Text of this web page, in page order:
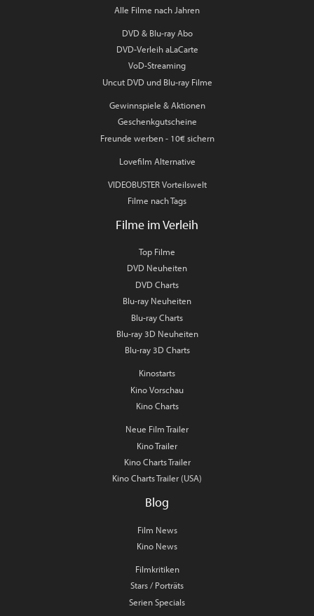
Alle Filme nach Jahren
DVD & Blu-ray Abo
DVD-Verleih aLaCarte
VoD-Streaming
Uncut DVD und Blu-ray Filme
Gewinnspiele & Aktionen
Geschenkgutscheine
Freunde werben - 10€ sichern
Lovefilm Alternative
VIDEOBUSTER Vorteilswelt
Filme nach Tags
Filme im Verleih
Top Filme
DVD Neuheiten
DVD Charts
Blu-ray Neuheiten
Blu-ray Charts
Blu-ray 3D Neuheiten
Blu-ray 3D Charts
Kinostarts
Kino Vorschau
Kino Charts
Neue Film Trailer
Kino Trailer
Kino Charts Trailer
Kino Charts Trailer (USA)
Blog
Film News
Kino News
Filmkritiken
Stars / Porträts
Serien Specials